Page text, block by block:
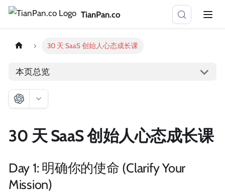
TianPan.co
30 天 SaaS 创始人心态成长课
本页总览
30 天 SaaS 创始人心态成长课
Day 1: 明确你的使命 (Clarify Your
Mission)